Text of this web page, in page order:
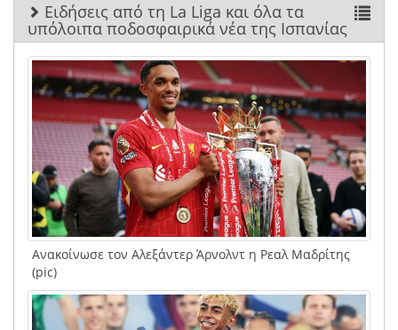
Ειδήσεις από τη La Liga και όλα τα
υπόλοιπα ποδοσφαιρικά νέα της Ισπανίας
Ανακοίνωσε τον Αλεξάντερ Άρνολντ η Ρεαλ Μαδρίτης
(pic)